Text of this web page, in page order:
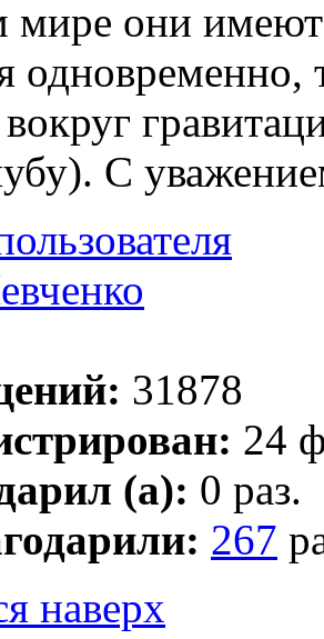
мире они
одновременно,
вокруг
С
31878
24
(а): 0 раз.
267
наверх